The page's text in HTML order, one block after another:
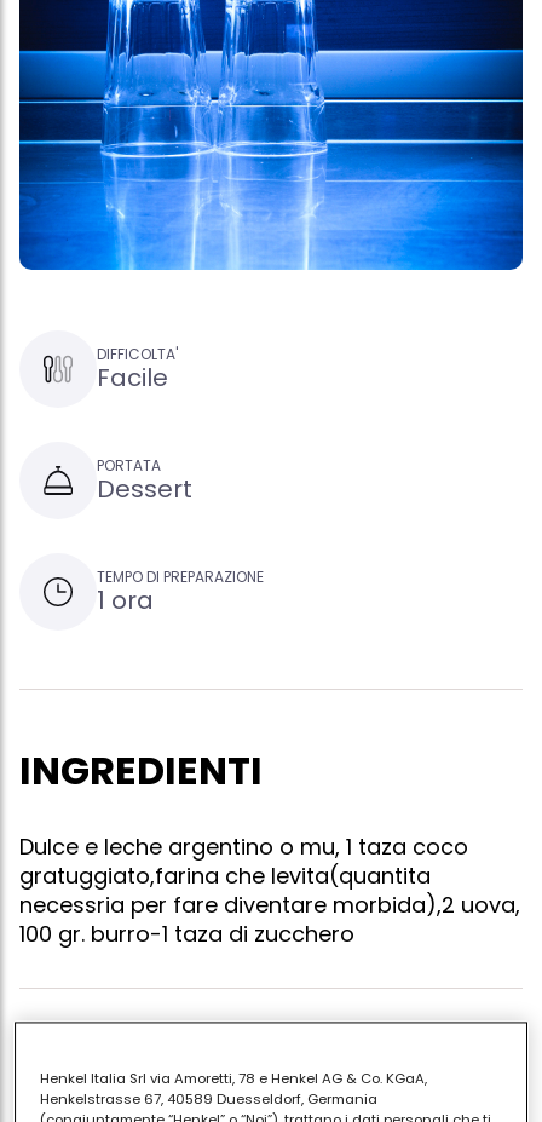
DIFFICOLTA'
Facile
PORTATA
Dessert
TEMPO DI PREPARAZIONE
1 ora
INGREDIENTI
Dulce e leche argentino o mu, 1 taza coco
gratuggiato,farina che levita(quantita
necessria per fare diventare morbida),2 uova,
100 gr. burro-1 taza di zucchero
l'uovo e la farina finche non diventa un impasto
morbido. cioe base di pasta frolla.inburrare e
Henkel Italia Srl via Amoretti, 78 e Henkel AG & Co. KGaA,
Henkelstrasse 67, 40589 Duesseldorf, Germania